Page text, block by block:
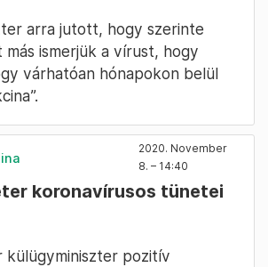
arra jutott, hogy szerinte
más ismerjük a vírust, hogy
várhatóan hónapokon belül
2020. November
8. – 14:40
koronavírusos tünetei
külügyminiszter pozitív